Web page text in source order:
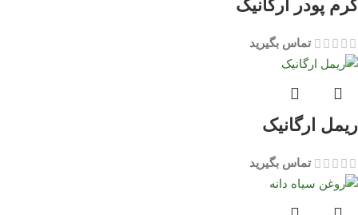
کرم پودر ارگانیک
تماس بگیرید
ریمل ارگانیک
تماس بگیرید